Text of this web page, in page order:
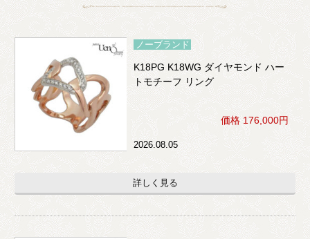
ノーブランド
K18PG K18WG ダイヤモンド ハー
トモチーフ リング
価格 176,000円
2026.08.05
詳しく見る